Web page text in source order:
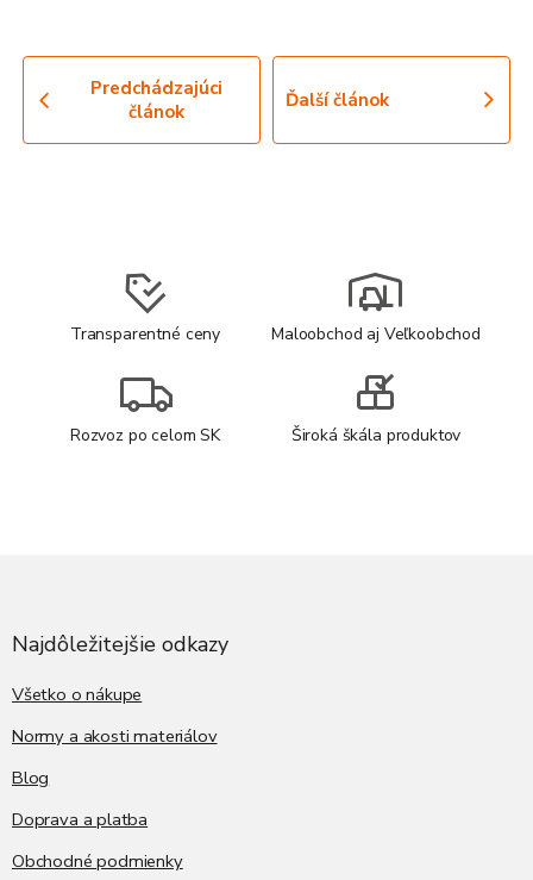
Predchádzajúci
článok
Ďalší článok
Transparentné ceny Maloobchod aj Veľkoobchod
Rozvoz po celom SK Široká škála produktov
Najdôležitejšie odkazy
Všetko o nákupe
Normy a akosti materiálov
Blog
Doprava a platba
Obchodné podmienky